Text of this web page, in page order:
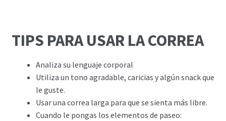
TIPS PARA USAR LA CORREA
Analiza su lenguaje corporal
Utiliza un tono agradable, caricias y algún snack que
le guste.
Usar una correa larga para que se sienta más libre.
Cuando le pongas los elementos de paseo: